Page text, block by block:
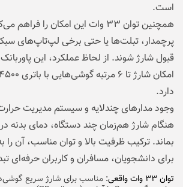
است.
همچنین توان ۳۳ وات این امکان را
پرچمدار، تبلت‌ها یا حتی برخی لپ‌تاپ‌های
قبول شارژ شوند. از لحاظ عملکرد، این
دارد.
وجود مدارهای چندلایه و سیستم مدیریت
هنگام شارژ هم‌زمان چند دستگاه، دمای بدنه
بماند. ترکیب ظرفیت بالا و توان مناسب، آن را
برای دانشجویان، مسافران و کاربران حرفه‌ای
توان ۳۳ وات واقعی:
مناسب برای شارژ سریع